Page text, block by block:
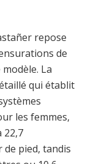
repose
de
La
qui établit
les femmes,
22,7
pied, tandis